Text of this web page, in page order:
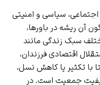
اجتماعی، سیاسی و امنیتی
آن ریشه در باورها،
سبک زندگی مانند
اقتصادی فرزندان،
با تکثیر یا کاهش نسل،
جمعیت است. در